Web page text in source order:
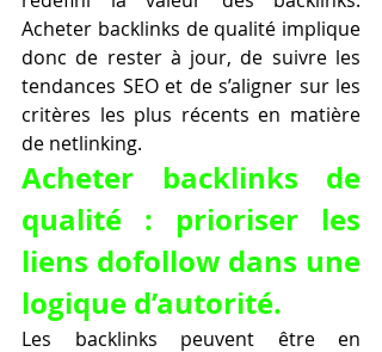
Acheter backlinks de qualité implique
donc de rester à jour, de suivre les
tendances SEO et de s’aligner sur les
critères les plus récents en matière
de netlinking.
Acheter backlinks de
qualité : prioriser les
liens dofollow dans une
logique d’autorité.